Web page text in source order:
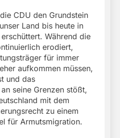
CDU den Grundstein
Land bis heute in
Während die
erodiert,
für immer
aufkommen müssen,
und das
seine Grenzen stößt,
mit dem
zu einem
für Armutsmigration.